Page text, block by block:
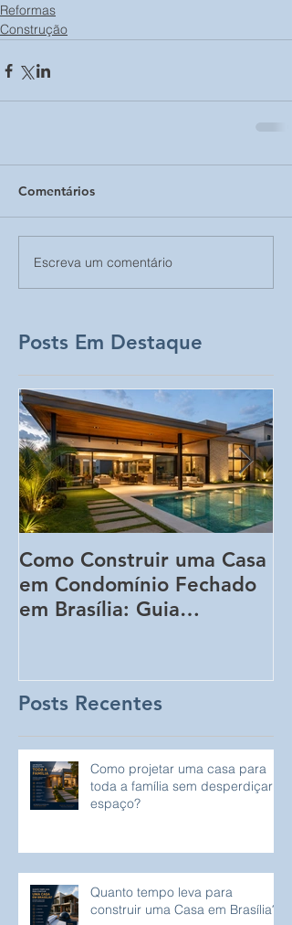
Reformas
Construção
Comentários
Escreva um comentário
Posts Em Destaque
Como Construir uma Casa
em Condomínio Fechado
em Brasília: Guia
Posts Recentes
Como projetar uma casa para
toda a família sem desperdiçar
espaço?
Quanto tempo leva para
construir uma Casa em Brasília?